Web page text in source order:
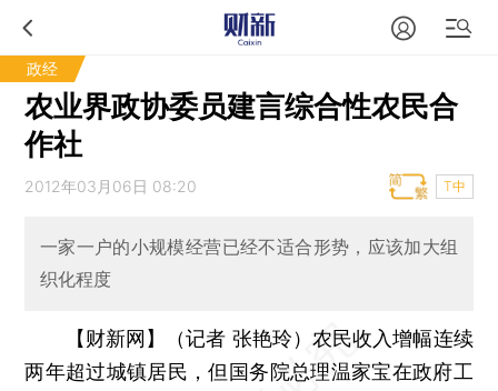
政经
农业界政协委员建言综合性农民合
作社
2012年03月06日 08:20 T中
一家一户的小规模经营已经不适合形势，应该加大组
织化程度
【财新网】（记者 张艳玲） 农民收入增幅连续
两年超过城镇居民，但国务院总理温家宝在政府工